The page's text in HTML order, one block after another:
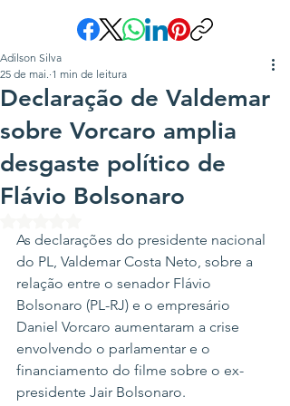
Declaração de Valdemar
sobre Vorcaro amplia
desgaste político de
Flávio Bolsonaro
Adilson Silva
25 de mai. 1 min de leitura
As declarações do presidente nacional
do PL, Valdemar Costa Neto, sobre a
relação entre o senador Flávio
Bolsonaro (PL-RJ) e o empresário
Daniel Vorcaro aumentaram a crise
envolvendo o parlamentar e o
financiamento do filme sobre o ex-
presidente Jair Bolsonaro.